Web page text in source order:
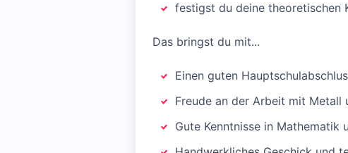
festigst du deine theoretischen
Das bringst du mit...
Einen guten
Freude an der Arbeit mit Metall
Gute Kenntnisse in Mathematik